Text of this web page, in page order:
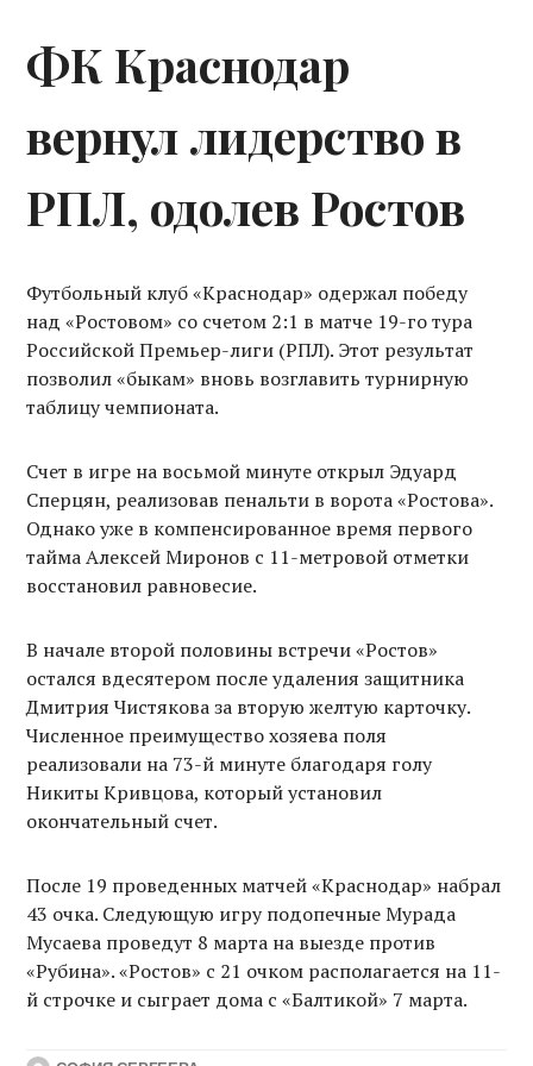
ФК Краснодар
вернул лидерство в
РПЛ, одолев Ростов
Футбольный клуб «Краснодар» одержал победу
над «Ростовом» со счетом 2:1 в матче 19-го тура
Российской Премьер-лиги (РПЛ). Этот результат
позволил «быкам» вновь возглавить турнирную
таблицу чемпионата.
Счет в игре на восьмой минуте открыл Эдуард
Сперцян, реализовав пенальти в ворота «Ростова».
Однако уже в компенсированное время первого
тайма Алексей Миронов с 11-метровой отметки
восстановил равновесие.
В начале второй половины встречи «Ростов»
остался вдесятером после удаления защитника
Дмитрия Чистякова за вторую желтую карточку.
Численное преимущество хозяева поля
реализовали на 73-й минуте благодаря голу
Никиты Кривцова, который установил
окончательный счет.
После 19 проведенных матчей «Краснодар» набрал
43 очка. Следующую игру подопечные Мурада
Мусаева проведут 8 марта на выезде против
«Рубина». «Ростов» с 21 очком располагается на 11-
й строчке и сыграет дома с «Балтикой» 7 марта.